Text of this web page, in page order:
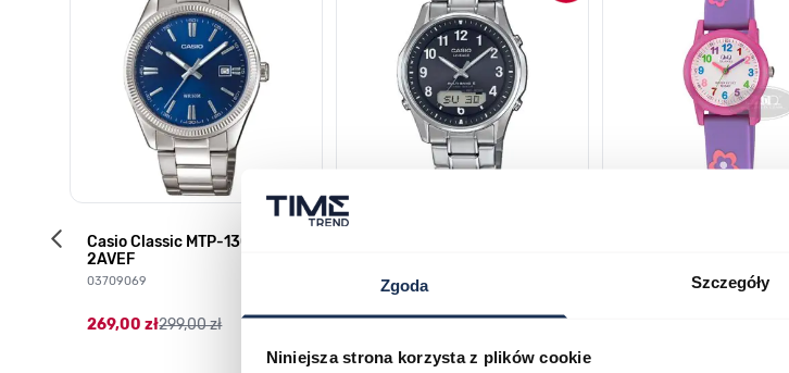
Zgoda Szczegóły
Niniejsza strona korzysta z plików cookie
Casio Classic MTP-1302PD-
2AVEF
03709069
269,00 zł299,00 zł
03753024
1 399,00 zł1 999,00 zł
Darmowa dostawa